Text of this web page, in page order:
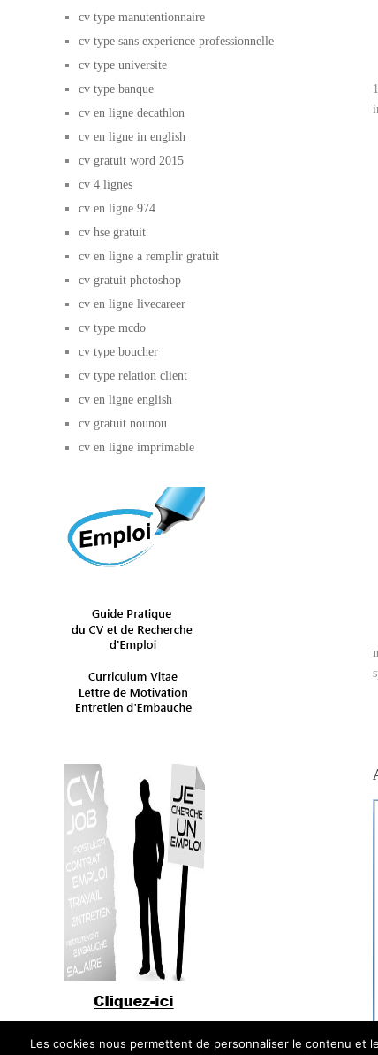
cv type manutentionnaire
cv type sans experience professionnelle
cv type universite
cv type banque
cv en ligne decathlon
cv en ligne in english
cv gratuit word 2015
cv 4 lignes
cv en ligne 974
cv hse gratuit
cv en ligne a remplir gratuit
cv gratuit photoshop
cv en ligne livecareer
cv type mcdo
cv type boucher
cv type relation client
cv en ligne english
cv gratuit nounou
cv en ligne imprimable
Les cookies nous permettent de personnaliser le contenu et